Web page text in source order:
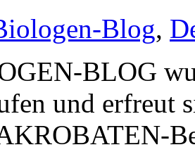
Blog,
BLOG
und erfreut